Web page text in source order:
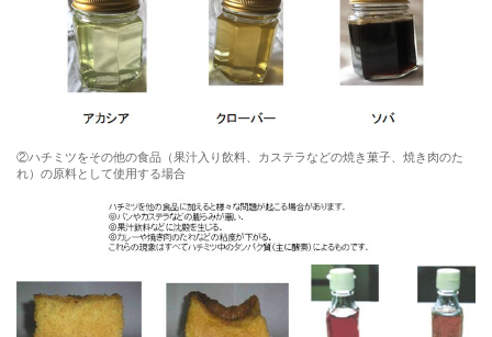
②ハチミツをその他の食品（果汁入り飲料、カステラなどの焼き菓子、焼き肉のた
れ）の原料として使用する場合